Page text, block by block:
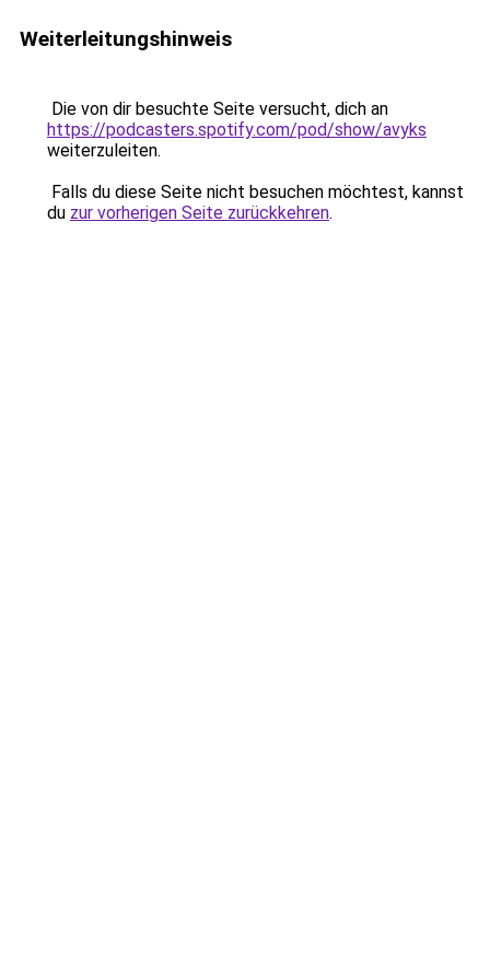
Weiterleitungshinweis
Die von dir besuchte Seite versucht, dich an
https://podcasters.spotify.com/pod/show/avyks
weiterzuleiten.
Falls du diese Seite nicht besuchen möchtest, kannst
du zur vorherigen Seite zurückkehren.